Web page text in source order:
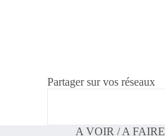
Partager sur vos réseaux
A VOIR / A FAIRE